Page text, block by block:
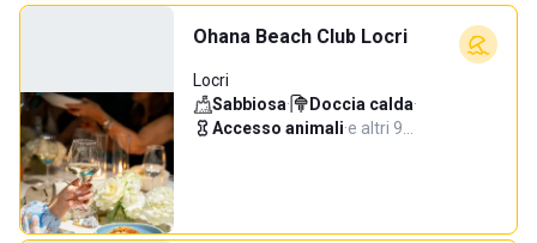
Ohana Beach Club Locri
Locri
Sabbiosa· Doccia calda·
Accesso animali·e altri 9…